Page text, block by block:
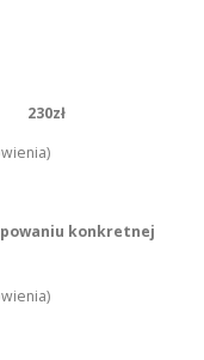
230zł
konkretnej